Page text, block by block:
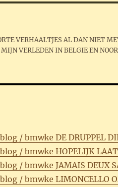
VERHAALTJES AL DAN NIET
VERLEDEN IN BELGIE EN
blog / bmwke DE DRUPPEL
blog / bmwke HOPELIJK
blog / bmwke JAMAIS DEUX
blog / bmwke LIMONCELLO